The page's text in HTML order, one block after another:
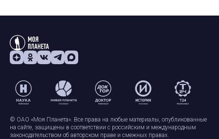
© ОАО «Моя Планета». Все права на любые материалы, опубликованные
на сайте, защищены в соответствии с российским и международным
законодательством об авторском праве и смежных правах.